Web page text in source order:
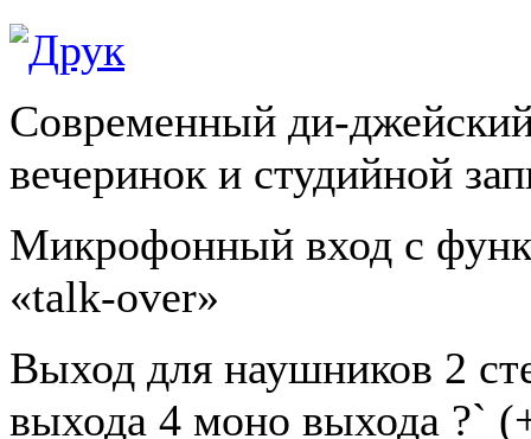
Современный ди-
вечеринок и студийной
Микрофонный вход с
«talk-over»
Выход для наушников 2
выхода 4 моно выхода ?`